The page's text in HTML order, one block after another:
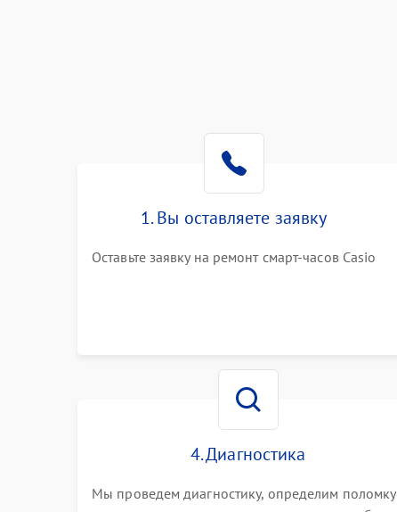
1. Вы оставляете заявку
Оставьте заявку на ремонт смарт-часов Casio
4. Диагностика
Мы проведем диагностику, определим поломку